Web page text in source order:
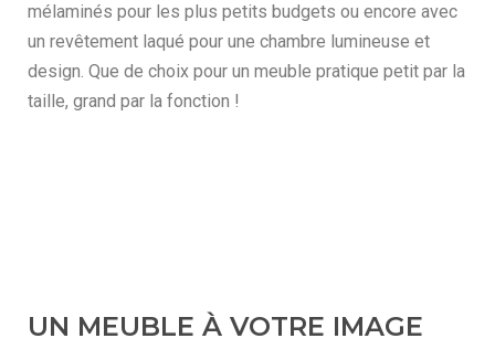
mélaminés pour les plus petits budgets ou encore avec
un revêtement laqué pour une chambre lumineuse et
design. Que de choix pour un meuble pratique petit par la
taille, grand par la fonction !
UN MEUBLE À VOTRE IMAGE